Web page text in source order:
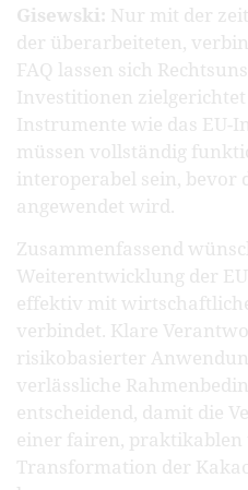
Gisewski: Nur mit der
der überarbeiteten,
FAQ lassen sich
Investitionen
Instrumente wie das EU-
müssen vollständig
interoperabel sein, bevor
angewendet wird.
Zusammenfassend
Weiterentwicklung der
effektiv mit
verbindet. Klare
risikobasierter
verlässliche
entscheidend, damit die
einer fairen, praktikablen
Transformation der